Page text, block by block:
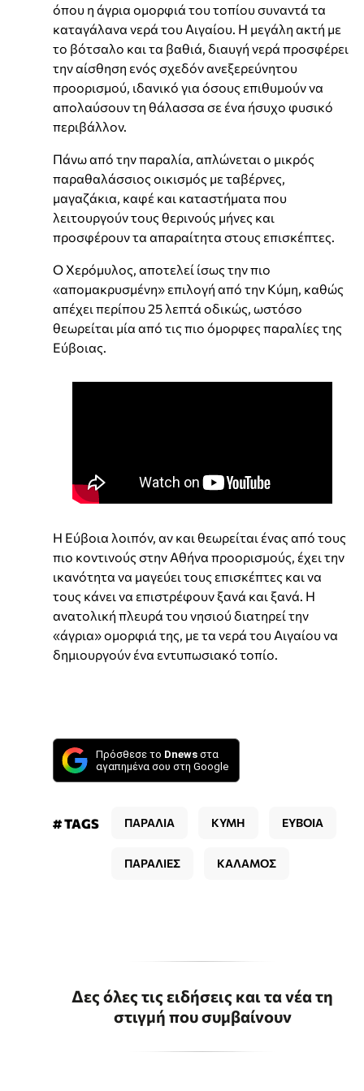
όπου η άγρια ομορφιά του τοπίου συναντά τα
καταγάλανα νερά του Αιγαίου. Η μεγάλη ακτή με
το βότσαλο και τα βαθιά, διαυγή νερά προσφέρει
την αίσθηση ενός σχεδόν ανεξερεύνητου
προορισμού, ιδανικό για όσους επιθυμούν να
απολαύσουν τη θάλασσα σε ένα ήσυχο φυσικό
περιβάλλον.
Πάνω από την παραλία, απλώνεται ο μικρός
παραθαλάσσιος οικισμός με ταβέρνες,
μαγαζάκια, καφέ και καταστήματα που
λειτουργούν τους θερινούς μήνες και
προσφέρουν τα απαραίτητα στους επισκέπτες.
Ο Χερόμυλος, αποτελεί ίσως την πιο
«απομακρυσμένη» επιλογή από την Κύμη, καθώς
απέχει περίπου 25 λεπτά οδικώς, ωστόσο
θεωρείται μία από τις πιο όμορφες παραλίες της
Εύβοιας.
Η Εύβοια λοιπόν, αν και θεωρείται ένας από τους
πιο κοντινούς στην Αθήνα προορισμούς, έχει την
ικανότητα να μαγεύει τους επισκέπτες και να
τους κάνει να επιστρέφουν ξανά και ξανά. Η
ανατολική πλευρά του νησιού διατηρεί την
«άγρια» ομορφιά της, με τα νερά του Αιγαίου να
δημιουργούν ένα εντυπωσιακό τοπίο.
Πρόσθεσε το Dnews στα
αγαπημένα σου στη Google
# TAGS ΠΑΡΑΛΙΑ ΚΥΜΗ ΕΥΒΟΙΑ
ΠΑΡΑΛΙΕΣ ΚΑΛΑΜΟΣ
Δες όλες τις ειδήσεις και τα νέα τη
στιγμή που συμβαίνουν